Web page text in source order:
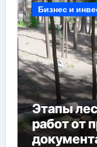
Бизнес и
Этапы
работ от